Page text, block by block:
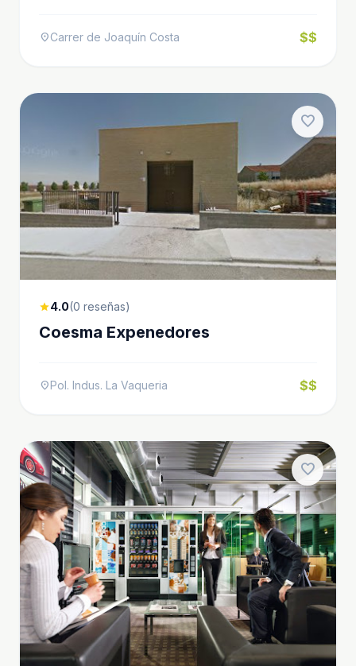
location_onCarrer de Joaquín Costa $$
favorite
star4.0(0 reseñas)
Coesma Expenedores
location_onPol. Indus. La Vaqueria $$
favorite